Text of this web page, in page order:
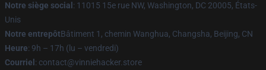
Notre siège social : 11015 15e rue NW, Washington, DC 20005, États-
Unis
Notre entrepôtBâtiment 1, chemin Wanghua, Changsha, Beijing, CN
Heure: 9h – 17h (lu – vendredi)
Courriel : contact@vinniehacker.store